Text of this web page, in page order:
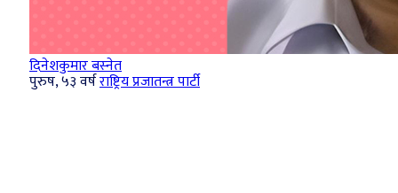
दिने‍शकुमार बस्‍नेत
पुरुष, ५३ वर्षराष्ट्रिय प्रजातन्त्र पार्टी